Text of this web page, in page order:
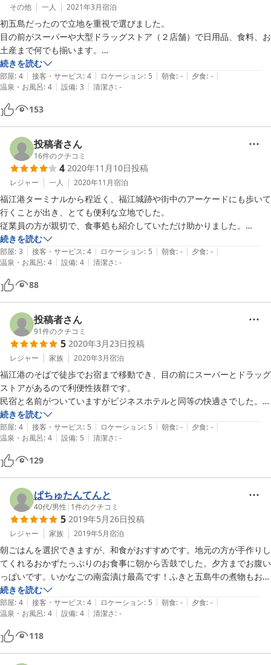
その他 一人 2021年3月宿泊
初五島だったので立地を重視で選びました。
目の前がスーパーや大型ドラッグストア（２店舗）で日用品、食料、お
土産まで何でも揃います。
レンタカー事務所の２階が部屋ですが結果的に貸し切り利用になったの
で静かにのんびり過ごせました。
スタッフの対応も親切ですがサッパリしており気楽に過ごせました。
プレハブ建てのような感じなので他にお客さんがいると音とかかなり気
になりそうな感じではあります。
wifiも問題なく利用出来ました。コンセントが少ないのでタップか延長
コードがあると便利かな。
ホントの「素泊まり民宿」なので充実した施設を希望の方はホテルを選
びましょう。
続きを読む
部屋: 4 | 接客・サービス: 4 | ロケーション: 5 | 朝食: - | 夕食: - |
温泉・お風呂: 4 | 設備: 3 | 清潔さ: -
153
投稿者さん
16件のクチコミ
4 2020年11月10日投稿
レジャー 一人 2020年11月宿泊
福江港ターミナルから程近く、福江城跡や街中のアーケードにも歩いて
行くことが出き、とても便利な立地でした。
従業員の方が親切で、食事処も紹介していただけ助かりました。
民宿ですが、部屋にユニットバスが付いていました。
続きを読む
部屋: 3 | 接客・サービス: 4 | ロケーション: 5 | 朝食: - | 夕食: - |
温泉・お風呂: 4 | 設備: 4 | 清潔さ: -
88
投稿者さん
91件のクチコミ
5 2020年3月23日投稿
レジャー 家族 2020年3月宿泊
福江港のそばで徒歩でお宿まで移動でき、目の前にスーパーとドラッグ
ストアがあるので利便性抜群です。
民宿と名前がついていますがビジネスホテルと同等の快適さでした。
お宿でレンタカーもお借りしたのでさらに便利！窓口でご対応頂いた方
も明るく丁寧でした。
お蔭様で福江島を満喫することができました。教えて頂いたお夕飯(寅
寿司さん)もリーズナブルに美味しく頂くことができ、重ねて感謝致し
ます。
本当に景色も素晴らしく、食べるものも美味しく、何とかまたお邪魔し
たいです。
続きを読む
部屋: 4 | 接客・サービス: 5 | ロケーション: 5 | 朝食: - | 夕食: - |
温泉・お風呂: 4 | 設備: 5 | 清潔さ: -
129
ぱちゅたんてんと
40代/男性 | 1件のクチコミ
5 2019年5月26日投稿
レジャー 家族 2019年5月宿泊
朝ごはんを選択できますが、和食がおすすめです。地元の方が手作りし
てくれるおかずたっぷりのお食事に朝から舌鼓でした。夕方までお腹い
っぱいです。いかなごの南蛮漬け最高です！ふきと五島牛の煮物もおい
しかった。何を食べても美味しかったです。ありがとうございました。
社長さんや働いている方も親切な方ばかりで。レンタカーもたまたま空
きがでて借りられたし、寅ずしの行き方教えてもらい助かりました！ま
続きを読む
部屋: 4 | 接客・サービス: 4 | ロケーション: 5 | 朝食: - | 夕食: - |
温泉・お風呂: 4 | 設備: 4 | 清潔さ: -
118